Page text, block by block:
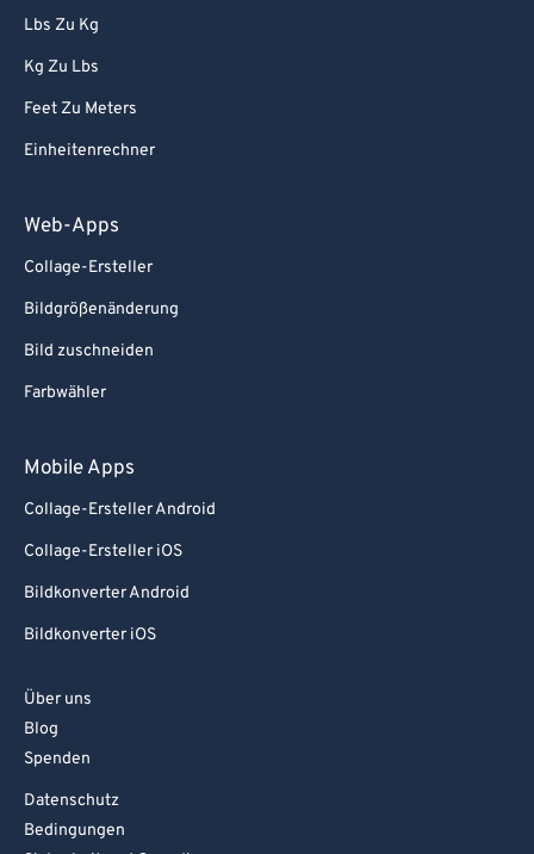
Lbs Zu Kg
Kg Zu Lbs
Feet Zu Meters
Einheitenrechner
Web-Apps
Collage-Ersteller
Bildgrößenänderung
Bild zuschneiden
Farbwähler
Mobile Apps
Collage-Ersteller Android
Collage-Ersteller iOS
Bildkonverter Android
Bildkonverter iOS
Über uns
Blog
Spenden
Datenschutz
Bedingungen